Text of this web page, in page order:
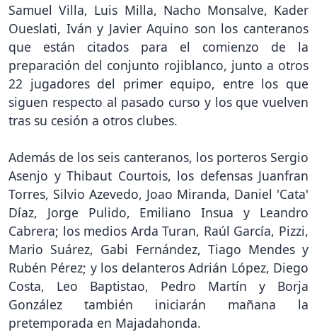
Samuel Villa, Luis Milla, Nacho Monsalve, Kader
Oueslati, Iván y Javier Aquino son los canteranos
que están citados para el comienzo de la
preparación del conjunto rojiblanco, junto a otros
22 jugadores del primer equipo, entre los que
siguen respecto al pasado curso y los que vuelven
tras su cesión a otros clubes.
Además de los seis canteranos, los porteros Sergio
Asenjo y Thibaut Courtois, los defensas Juanfran
Torres, Silvio Azevedo, Joao Miranda, Daniel 'Cata'
Díaz, Jorge Pulido, Emiliano Insua y Leandro
Cabrera; los medios Arda Turan, Raúl García, Pizzi,
Mario Suárez, Gabi Fernández, Tiago Mendes y
Rubén Pérez; y los delanteros Adrián López, Diego
Costa, Leo Baptistao, Pedro Martín y Borja
González también iniciarán mañana la
pretemporada en Majadahonda.